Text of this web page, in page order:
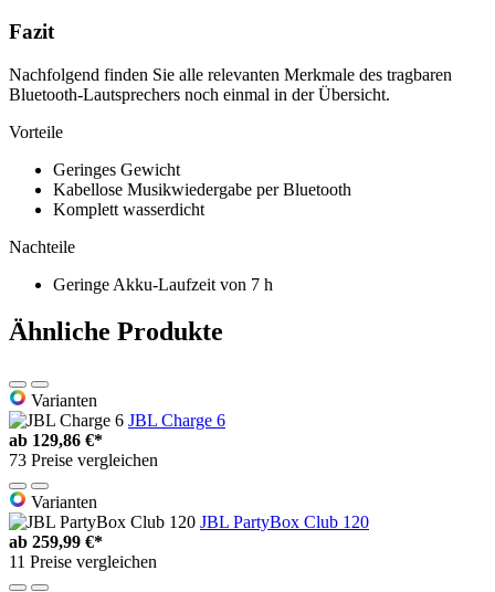
Fazit
Nachfolgend finden Sie alle relevanten Merkmale des tragbaren
Bluetooth-Lautsprechers noch einmal in der Übersicht.
Vorteile
Geringes Gewicht
Kabellose Musikwiedergabe per Bluetooth
Komplett wasserdicht
Nachteile
Geringe Akku-Laufzeit von 7 h
Ähnliche Produkte
Varianten
JBL Charge 6
ab 129,86 €*
73 Preise vergleichen
Varianten
JBL PartyBox Club 120
ab 259,99 €*
11 Preise vergleichen